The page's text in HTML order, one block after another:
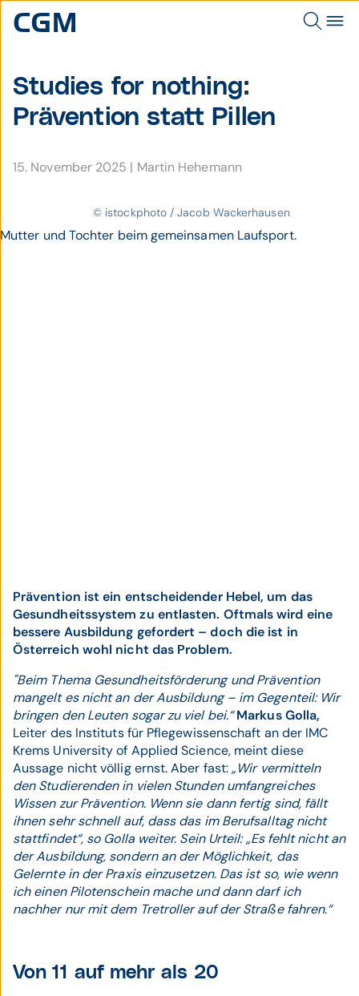
Studies for nothing:
Prävention statt Pillen
15. November 2025 | Martin Hehemann
© istockphoto / Jacob Wackerhausen
Mutter und Tochter beim gemeinsamen Laufsport.
Prävention ist ein entscheidender Hebel, um das
Gesundheitssystem zu entlasten. Oftmals wird eine
bessere Ausbildung gefordert – doch die ist in
Österreich wohl nicht das Problem.
"Beim Thema Gesundheitsförderung und Prävention
mangelt es nicht an der Ausbildung – im Gegenteil: Wir
bringen den Leuten sogar zu viel bei.“ Markus Golla,
Leiter des Instituts für Pflegewissenschaft an der IMC
Krems University of Applied Science, meint diese
Aussage nicht völlig ernst. Aber fast:„Wir vermitteln
den Studierenden in vielen Stunden umfangreiches
Wissen zur Prävention. Wenn sie dann fertig sind, fällt
ihnen sehr schnell auf, dass das im Berufsalltag nicht
stattfindet“, so Golla weiter. Sein Urteil: „Es fehlt nicht an
der Ausbildung, sondern an der Möglichkeit, das
Gelernte in der Praxis einzusetzen. Das ist so, wie wenn
ich einen Pilotenschein mache und dann darf ich
nachher nur mit dem Tretroller auf der Straße fahren.“
Von 11 auf mehr als 20